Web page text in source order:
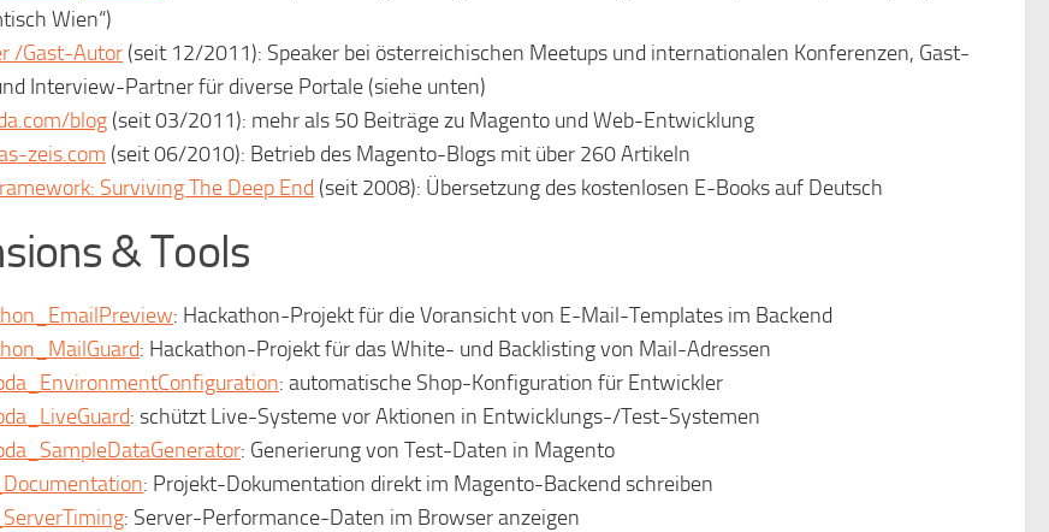
Wien“)
/Gast-Autor (seit 12/2011): Speaker bei österreichischen Meetups und internationalen Konferenzen, Gast-
Interview-Partner für diverse Portale (siehe unten)
blog (seit 03/2011): mehr als 50 Beiträge zu Magento und Web-Entwicklung
zeis.com (seit 06/2010): Betrieb des Magento-Blogs mit über 260 Artikeln
Surviving The Deep End (seit 2008): Übersetzung des kostenlosen E-Books auf Deutsch
& Tools
: Hackathon-Projekt für die Voransicht von E-Mail-Templates im Backend
: Hackathon-Projekt für das White- und Backlisting von Mail-Adressen
: automatische Shop-Konfiguration für Entwickler
: schützt Live-Systeme vor Aktionen in Entwicklungs-/Test-Systemen
: Generierung von Test-Daten in Magento
: Projekt-Dokumentation direkt im Magento-Backend schreiben
: Server-Performance-Daten im Browser anzeigen